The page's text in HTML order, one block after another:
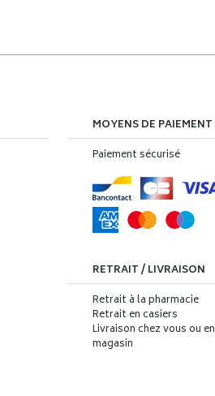
MOYENS DE PAIEMENT
Paiement sécurisé
RETRAIT / LIVRAISON
Retrait à la pharmacie
Retrait en casiers
Livraison chez vous ou en
magasin